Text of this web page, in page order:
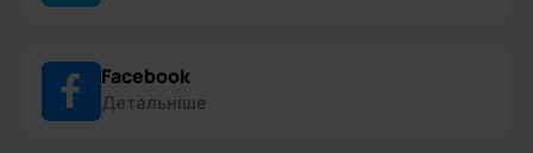
Facebook
Детальніше